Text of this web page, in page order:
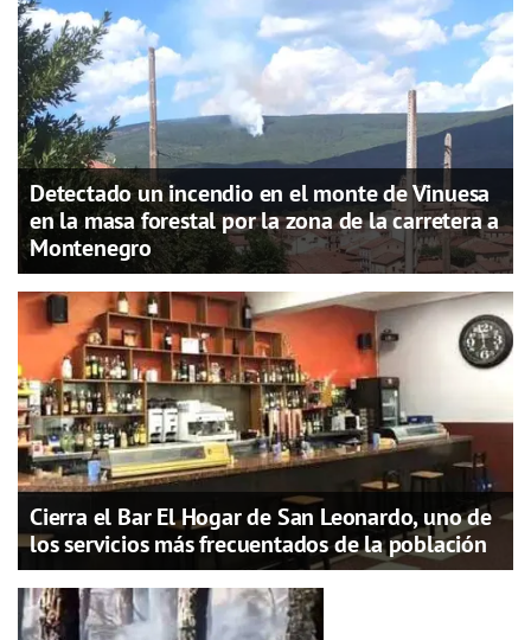
Detectado un incendio en el monte de Vinuesa
en la masa forestal por la zona de la carretera a
Montenegro
Cierra el Bar El Hogar de San Leonardo, uno de
los servicios más frecuentados de la población